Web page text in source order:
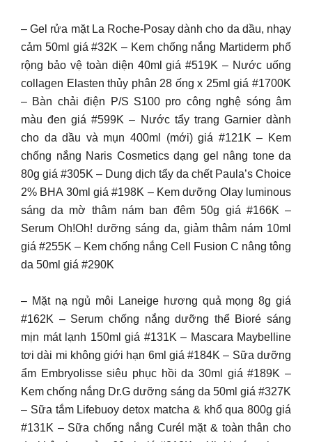
– Gel rửa mặt La Roche-Posay dành cho da dầu, nhạy
cảm 50ml giá #32K – Kem chống nắng Martiderm phổ
rộng bảo vệ toàn diện 40ml giá #519K – Nước uống
collagen Elasten thủy phân 28 ống x 25ml giá #1700K
– Bàn chải điện P/S S100 pro công nghệ sóng âm
màu đen giá #599K – Nước tẩy trang Garnier dành
cho da dầu và mụn 400ml (mới) giá #121K – Kem
chống nắng Naris Cosmetics dạng gel nâng tone da
80g giá #305K – Dung dịch tẩy da chết Paula’s Choice
2% BHA 30ml giá #198K – Kem dưỡng Olay luminous
sáng da mờ thâm nám ban đêm 50g giá #166K –
Serum Oh!Oh! dưỡng sáng da, giảm thâm nám 10ml
giá #255K – Kem chống nắng Cell Fusion C nâng tông
da 50ml giá #290K
– Mặt nạ ngủ môi Laneige hương quả mọng 8g giá
#162K – Serum chống nắng dưỡng thể Bioré sáng
mịn mát lạnh 150ml giá #131K – Mascara Maybelline
tơi dài mi không giới hạn 6ml giá #184K – Sữa dưỡng
ẩm Embryolisse siêu phục hồi da 30ml giá #189K –
Kem chống nắng Dr.G dưỡng sáng da 50ml giá #327K
– Sữa tắm Lifebuoy detox matcha & khổ qua 800g giá
#131K – Sữa chống nắng Curél mặt & toàn thân cho